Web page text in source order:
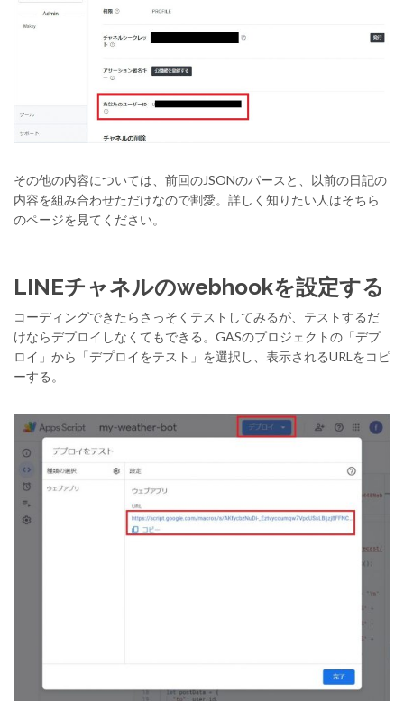
その他の内容については、前回のJSONのパースと、以前の日記の
内容を組み合わせただけなので割愛。詳しく知りたい人はそちら
のページを見てください。
LINEチャネルのwebhookを設定する
コーディングできたらさっそくテストしてみるが、テストするだ
けならデプロイしなくてもできる。GASのプロジェクトの「デプ
ロイ」から「デプロイをテスト」を選択し、表示されるURLをコピ
ーする。